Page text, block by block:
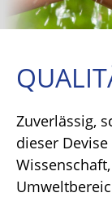
Zuverlässig,
dieser